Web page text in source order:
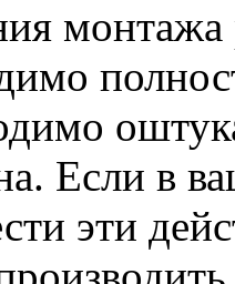
Если в
эти